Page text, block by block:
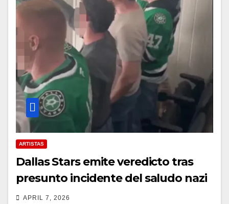
ARTISTAS
Dallas Stars emite veredicto tras
presunto incidente del saludo nazi
APRIL 7, 2026